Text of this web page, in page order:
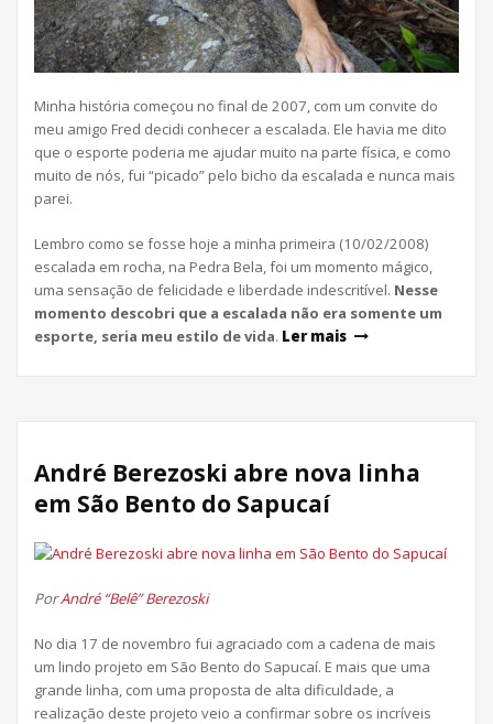
Minha história começou no final de 2007, com um convite do
meu amigo Fred decidi conhecer a escalada. Ele havia me dito
que o esporte poderia me ajudar muito na parte física, e como
muito de nós, fui “picado” pelo bicho da escalada e nunca mais
parei.
Lembro como se fosse hoje a minha primeira (10/02/2008)
escalada em rocha, na Pedra Bela, foi um momento mágico,
uma sensação de felicidade e liberdade indescritível. Nesse
momento descobri que a escalada não era somente um
esporte, seria meu estilo de vida. Ler mais
André Berezoski abre nova linha
em São Bento do Sapucaí
PorAndré “Belê” Berezoski
No dia 17 de novembro fui agraciado com a cadena de mais
um lindo projeto em São Bento do Sapucaí. E mais que uma
grande linha, com uma proposta de alta dificuldade, a
realização deste projeto veio a confirmar sobre os incríveis